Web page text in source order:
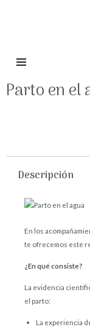
Parto en el
Descripción
En los
te ofrecemos este
¿En qué consiste?
La evidencia
el parto:
La experiencia